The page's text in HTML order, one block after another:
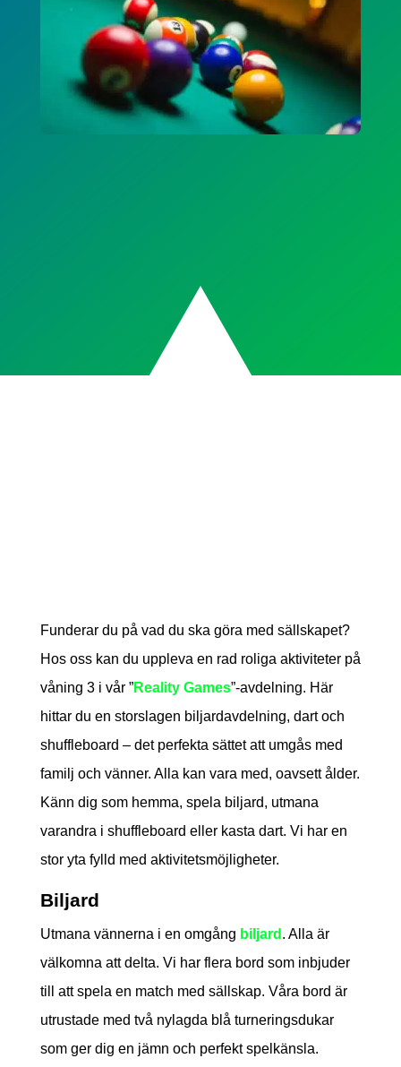
Funderar du på vad du ska göra med sällskapet?
Hos oss kan du uppleva en rad roliga aktiviteter på
våning 3 i vår ”Reality Games”-avdelning. Här
hittar du en storslagen biljardavdelning, dart och
shuffleboard – det perfekta sättet att umgås med
familj och vänner. Alla kan vara med, oavsett ålder.
Känn dig som hemma, spela biljard, utmana
varandra i shuffleboard eller kasta dart. Vi har en
stor yta fylld med aktivitetsmöjligheter.
Biljard
Utmana vännerna i en omgång biljard . Alla är
välkomna att delta. Vi har flera bord som inbjuder
till att spela en match med sällskap. Våra bord är
utrustade med två nylagda blå turneringsdukar
som ger dig en jämn och perfekt spelkänsla.